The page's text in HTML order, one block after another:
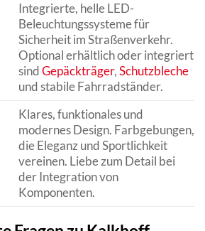
Integrierte, helle LED-
Beleuchtungssysteme für
Sicherheit im Straßenverkehr.
Optional erhältlich oder integriert
sindGepäckträger,Schutzbleche
und stabile Fahrradständer.
Klares, funktionales und
modernes Design. Farbgebungen,
die Eleganz und Sportlichkeit
vereinen. Liebe zum Detail bei
der Integration von
Komponenten.